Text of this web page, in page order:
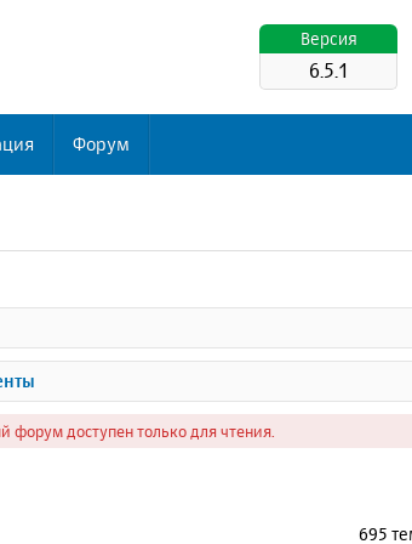
Версия
6.5.1
Форум
форум доступен только для чтения.
695